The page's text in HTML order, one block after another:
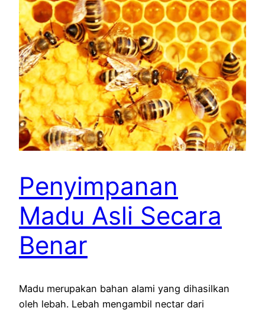
Penyimpanan
Madu Asli Secara
Benar
Madu merupakan bahan alami yang dihasilkan
oleh lebah. Lebah mengambil nectar dari